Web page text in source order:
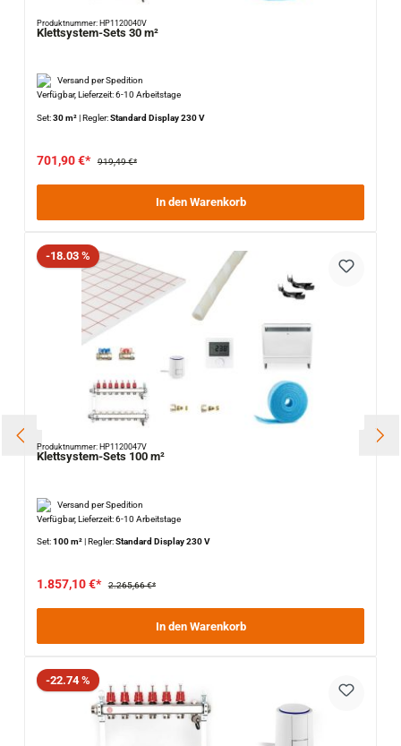
Produktnummer: HP1120040V
Klettsystem-Sets 30 m²
Versand per Spedition
Verfügbar, Lieferzeit: 6-10 Arbeitstage
Set:30 m²|Regler:Standard Display 230 V
701,90 €* 919,49 €*
In den Warenkorb
Rabatt
-18.03 %
Produktnummer: HP1120047V
Klettsystem-Sets 100 m²
Versand per Spedition
Verfügbar, Lieferzeit: 6-10 Arbeitstage
Set:100 m²|Regler:Standard Display 230 V
1.857,10 €* 2.265,66 €*
In den Warenkorb
Rabatt
-22.74 %